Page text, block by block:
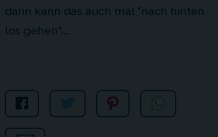
dann kann das auch mal "nach hinten
los gehen"....